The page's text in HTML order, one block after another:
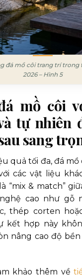
đá mồ côi trang trí trong
2026 – Hình 5
mồ côi
tự nhiên
sang
quả tối đa, đá mồ
các vật liệu
“mix & match”
cao như gỗ
thép corten
kết hợp này
nâng cao độ
khảo thêm về